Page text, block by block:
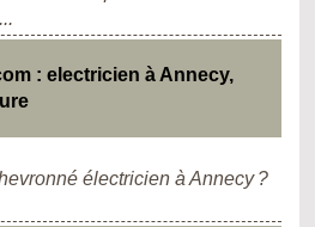
: electricien à Annecy,
électricien à Annecy ?